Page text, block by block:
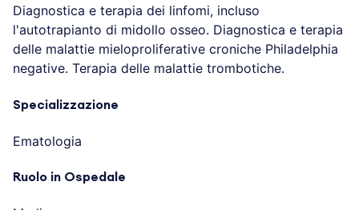
Diagnostica e terapia dei linfomi, incluso
l'autotrapianto di midollo osseo. Diagnostica e terapia
delle malattie mieloproliferative croniche Philadelphia
negative. Terapia delle malattie trombotiche.
Specializzazione
Ematologia
Ruolo in Ospedale